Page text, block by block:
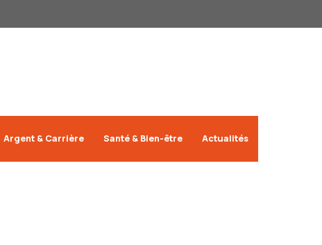
Argent & Carrière Santé & Bien-être Actualités